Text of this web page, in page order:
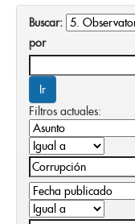
Buscar:
por
Filtros actuales: